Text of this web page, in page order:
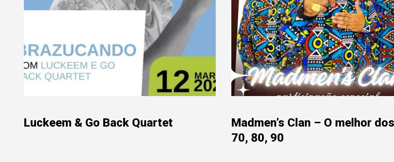
Luckeem & Go Back Quartet
Madmen’s Clan – O melhor
70, 80, 90